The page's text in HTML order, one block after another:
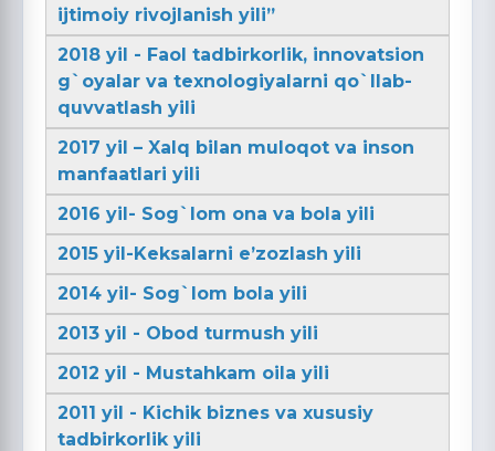
ijtimoiy rivojlanish yili”
2018 yil - Faol tadbirkorlik, innovatsion
g`oyalar va texnologiyalarni qo`llab-
quvvatlash yili
2017 yil – Xalq bilan muloqot va inson
manfaatlari yili
2016 yil- Sog`lom ona va bola yili
2015 yil-Keksalarni e’zozlash yili
2014 yil- Sog`lom bola yili
2013 yil - Obod turmush yili
2012 yil - Mustahkam oila yili
2011 yil - Kichik biznes va xususiy
tadbirkorlik yili